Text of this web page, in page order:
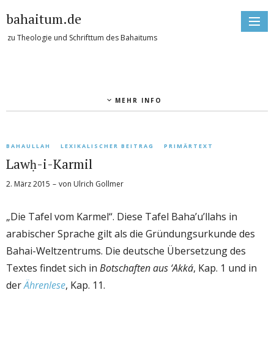
bahaitum.de
zu Theologie und Schrifttum des Bahaitums
MEHR INFO
BAHAULLAH LEXIKALISCHER BEITRAG PRIMÄRTEXT
Lawḥ-i-Karmil
2. März 2015 von Ulrich Gollmer
„Die Tafel vom Karmel“. Diese Tafel Baha’u’llahs in
arabischer Sprache gilt als die Gründungsurkunde des
Bahai-Weltzentrums. Die deutsche Übersetzung des
Textes findet sich in Botschaften aus ‘Akká, Kap. 1 und in
derÄhrenlese, Kap. 11.